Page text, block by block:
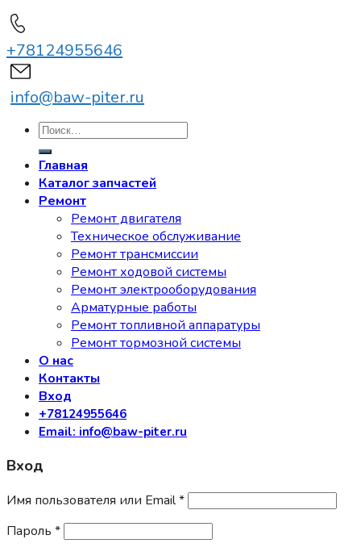
+78124955646
info@baw-piter.ru
Искать:
Главная
Каталог запчастей
Ремонт
Ремонт двигателя
Техническое обслуживание
Ремонт трансмиссии
Ремонт ходовой системы
Ремонт электрооборудования
Арматурные работы
Ремонт топливной аппаратуры
Ремонт тормозной системы
О нас
Контакты
Вход
+78124955646
Email: info@baw-piter.ru
Вход
Имя пользователя или Email*
Пароль *